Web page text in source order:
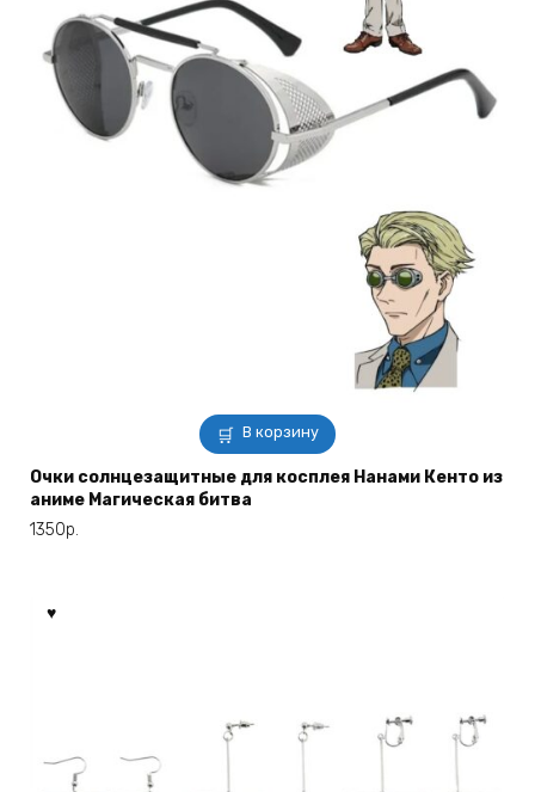
В корзину
Очки солнцезащитные для косплея Нанами Кенто из
аниме Магическая битва
1350р.